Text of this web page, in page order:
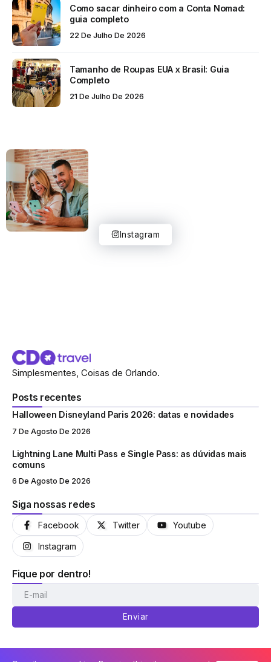
Como sacar dinheiro com a Conta Nomad:
guia completo
22 De Julho De 2026
Tamanho de Roupas EUA x Brasil: Guia
Completo
21 De Julho De 2026
Instagram
Simplesmentes, Coisas de Orlando.
Posts recentes
Halloween Disneyland Paris 2026: datas e novidades
7 De Agosto De 2026
Lightning Lane Multi Pass e Single Pass: as dúvidas mais
comuns
6 De Agosto De 2026
Siga nossas redes
Facebook Twitter Youtube
Instagram
Fique por dentro!
Enviar